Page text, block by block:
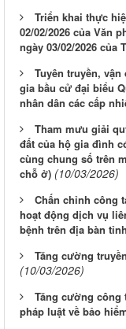
Triển khai thực
02/02/2026 của Văn
ngày 03/02/2026
Tuyên truyền,
gia bầu cử đại biểu
nhân dân các cấp
Tham mưu giải
đất của hộ gia đình
cùng chung số trên
chỗ ở) (10/03/2026)
Chấn chỉnh công
hoạt động dịch vụ
bệnh trên địa bàn tỉnh
Tăng cường
(10/03/2026)
Tăng cường công
pháp luật về bảo